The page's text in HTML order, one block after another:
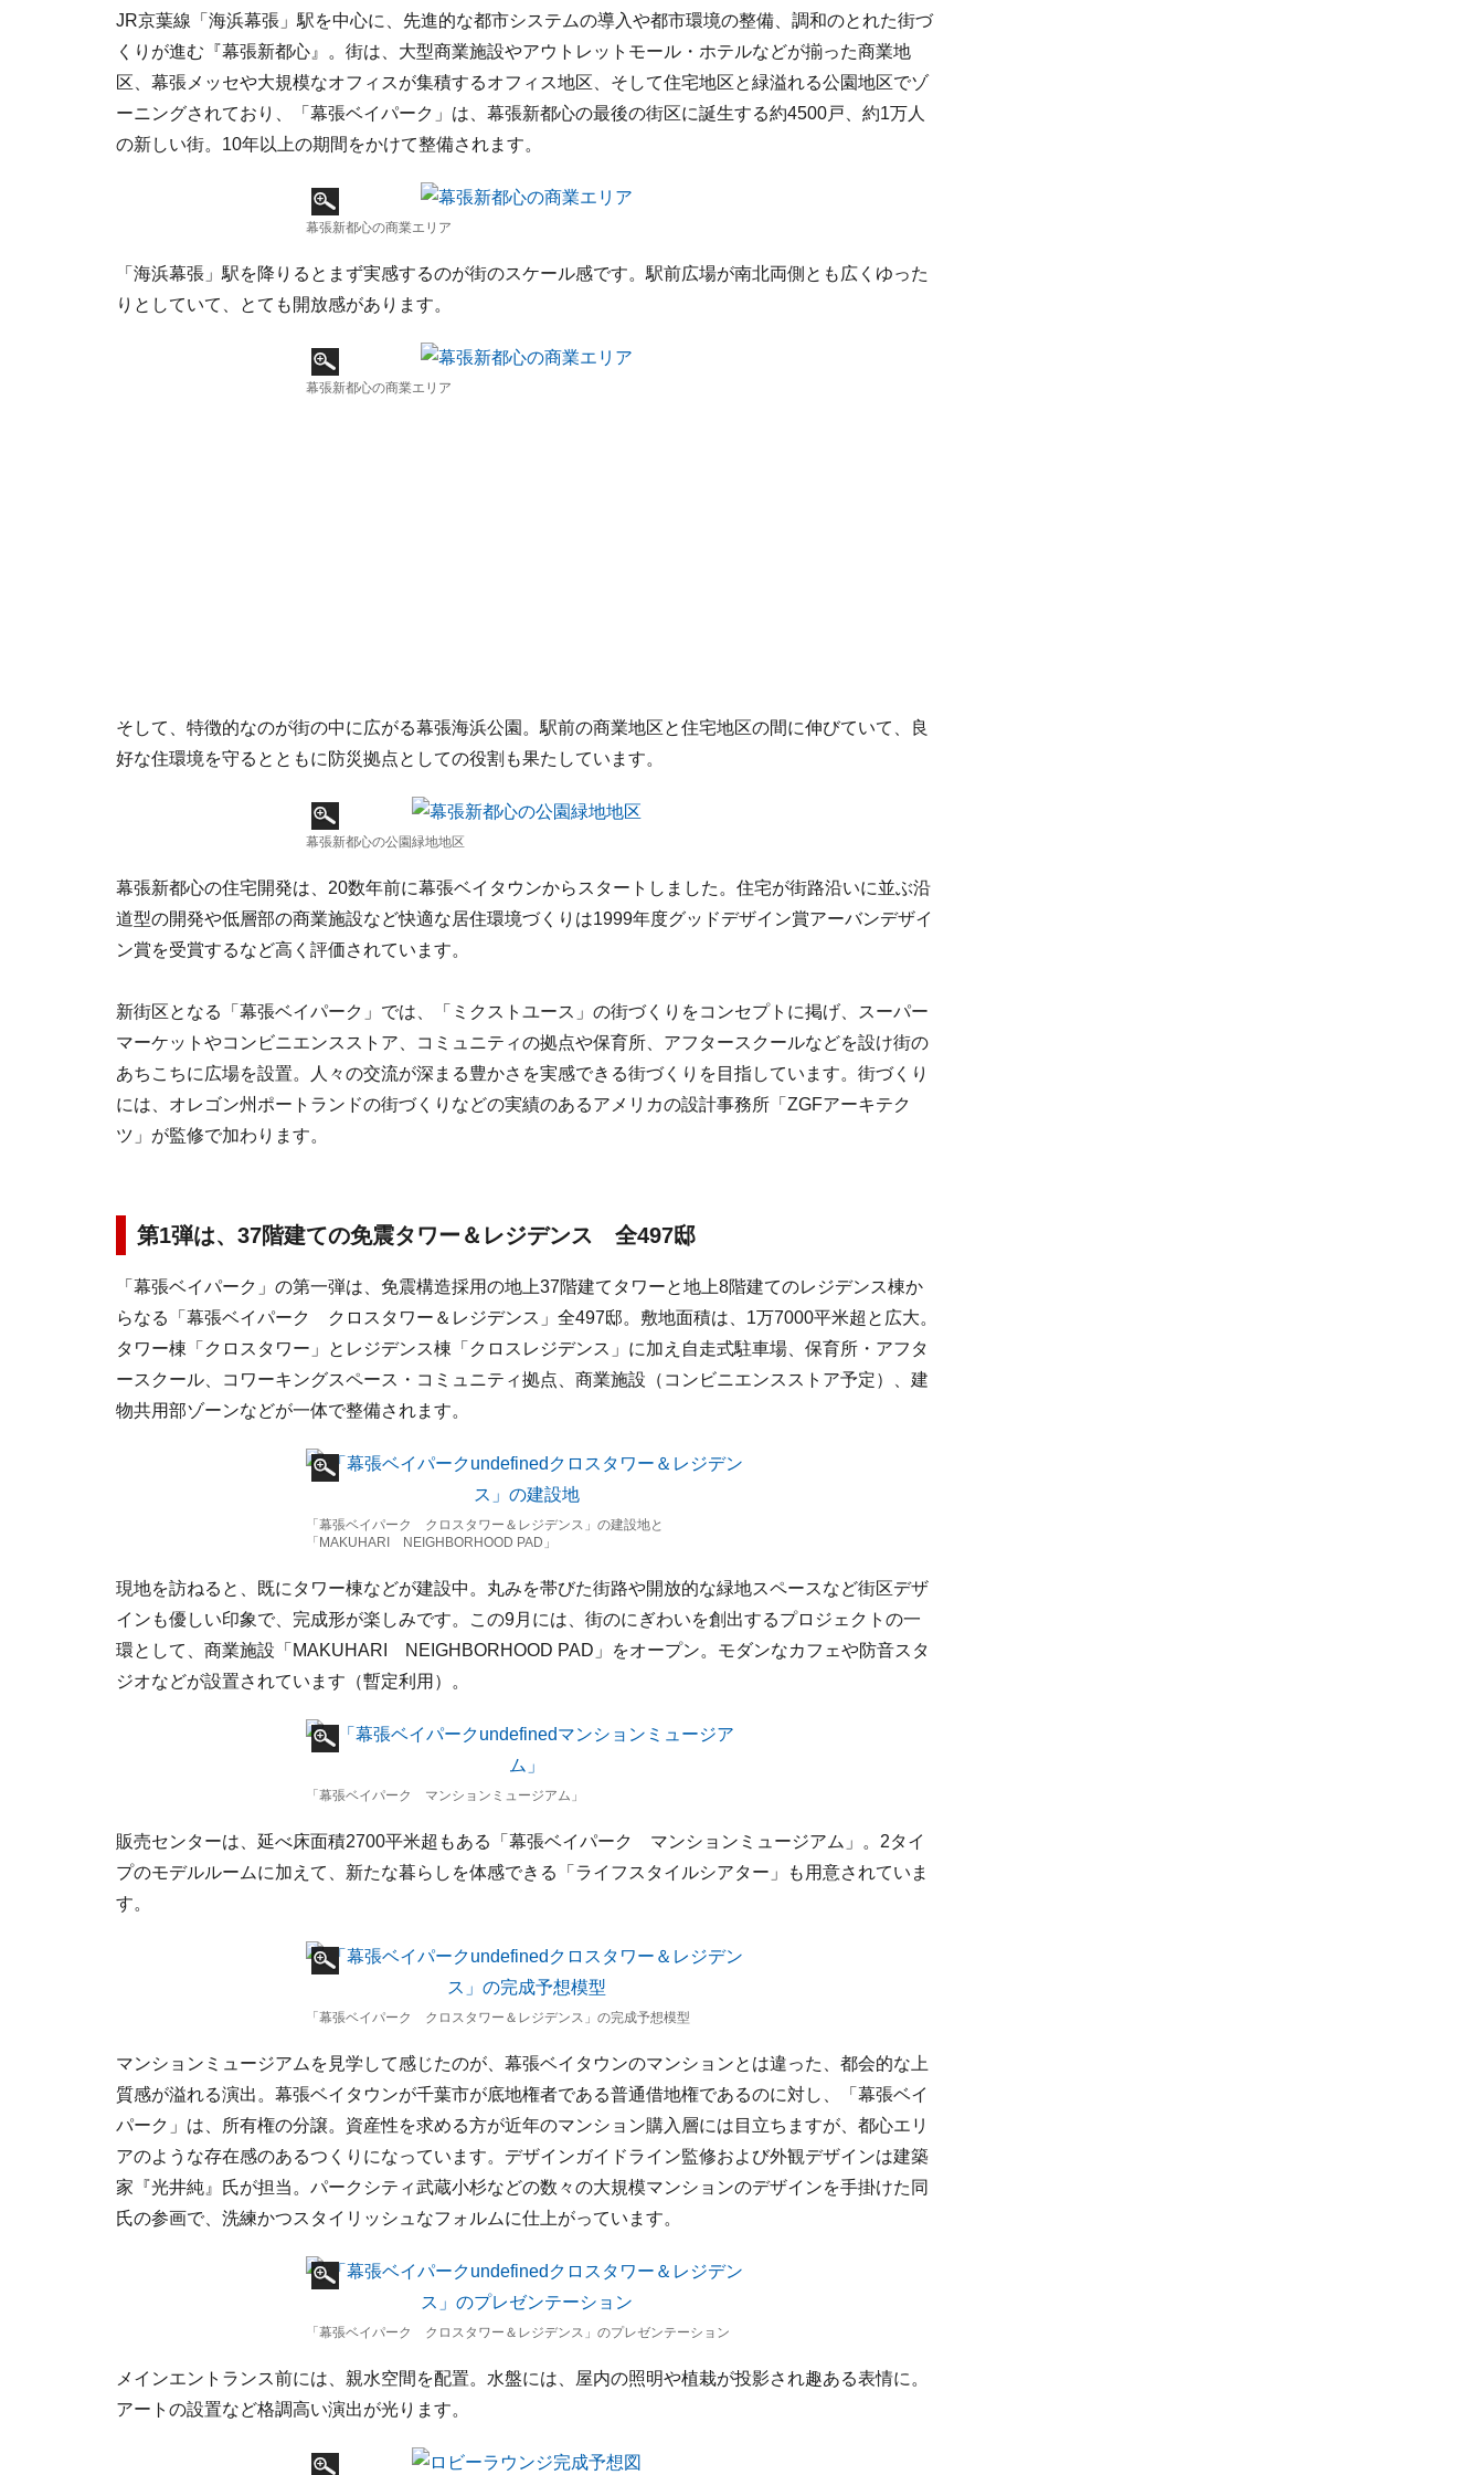
JR京葉線「海浜幕張」駅を中心に、先進的な都市システムの導入や都市環境の整備、調和のとれた街づ
くりが進む『幕張新都心』。街は、大型商業施設やアウトレットモール・ホテルなどが揃った商業地
区、幕張メッセや大規模なオフィスが集積するオフィス地区、そして住宅地区と緑溢れる公園地区でゾ
ーニングされており、「幕張ベイパーク」は、幕張新都心の最後の街区に誕生する約4500戸、約1万人
の新しい街。10年以上の期間をかけて整備されます。
幕張新都心の商業エリア
「海浜幕張」駅を降りるとまず実感するのが街のスケール感です。駅前広場が南北両側とも広くゆった
りとしていて、とても開放感があります。
幕張新都心の商業エリア
そして、特徴的なのが街の中に広がる幕張海浜公園。駅前の商業地区と住宅地区の間に伸びていて、良
好な住環境を守るとともに防災拠点としての役割も果たしています。
幕張新都心の公園緑地地区
幕張新都心の住宅開発は、20数年前に幕張ベイタウンからスタートしました。住宅が街路沿いに並ぶ沿
道型の開発や低層部の商業施設など快適な居住環境づくりは1999年度グッドデザイン賞アーバンデザイ
ン賞を受賞するなど高く評価されています。
新街区となる「幕張ベイパーク」では、「ミクストユース」の街づくりをコンセプトに掲げ、スーパー
マーケットやコンビニエンスストア、コミュニティの拠点や保育所、アフタースクールなどを設け街の
あちこちに広場を設置。人々の交流が深まる豊かさを実感できる街づくりを目指しています。街づくり
には、オレゴン州ポートランドの街づくりなどの実績のあるアメリカの設計事務所「ZGFアーキテク
ツ」が監修で加わります。
第1弾は、37階建ての免震タワー＆レジデンス 全497邸
「幕張ベイパーク」の第一弾は、免震構造採用の地上37階建てタワーと地上8階建てのレジデンス棟か
らなる「幕張ベイパーク クロスタワー＆レジデンス」全497邸。敷地面積は、1万7000平米超と広大。
タワー棟「クロスタワー」とレジデンス棟「クロスレジデンス」に加え自走式駐車場、保育所・アフタ
ースクール、コワーキングスペース・コミュニティ拠点、商業施設（コンビニエンスストア予定）、建
物共用部ゾーンなどが一体で整備されます。
「幕張ベイパーク クロスタワー＆レジデンス」の建設地と
「MAKUHARI NEIGHBORHOOD PAD」
現地を訪ねると、既にタワー棟などが建設中。丸みを帯びた街路や開放的な緑地スペースなど街区デザ
インも優しい印象で、完成形が楽しみです。この9月には、街のにぎわいを創出するプロジェクトの一
環として、商業施設「MAKUHARI NEIGHBORHOOD PAD」をオープン。モダンなカフェや防音スタ
ジオなどが設置されています（暫定利用）。
「幕張ベイパーク マンションミュージアム」
販売センターは、延べ床面積2700平米超もある「幕張ベイパーク マンションミュージアム」。2タイ
プのモデルルームに加えて、新たな暮らしを体感できる「ライフスタイルシアター」も用意されていま
す。
「幕張ベイパーク クロスタワー＆レジデンス」の完成予想模型
マンションミュージアムを見学して感じたのが、幕張ベイタウンのマンションとは違った、都会的な上
質感が溢れる演出。幕張ベイタウンが千葉市が底地権者である普通借地権であるのに対し、「幕張ベイ
パーク」は、所有権の分譲。資産性を求める方が近年のマンション購入層には目立ちますが、都心エリ
アのような存在感のあるつくりになっています。デザインガイドライン監修および外観デザインは建築
家『光井純』氏が担当。パークシティ武蔵小杉などの数々の大規模マンションのデザインを手掛けた同
氏の参画で、洗練かつスタイリッシュなフォルムに仕上がっています。
「幕張ベイパーク クロスタワー＆レジデンス」のプレゼンテーション
メインエントランス前には、親水空間を配置。水盤には、屋内の照明や植栽が投影され趣ある表情に。
アートの設置など格調高い演出が光ります。